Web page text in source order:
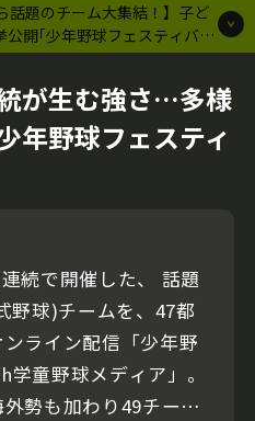
話題のチーム大集結！】子ど
開｢少年野球フェスティバ
が生む強さ…多様
野球フェスティ
続で開催した、 話題
野球)チームを、47都
ライン配信「少年野
童野球メディア」。
勢も加わり49チーム